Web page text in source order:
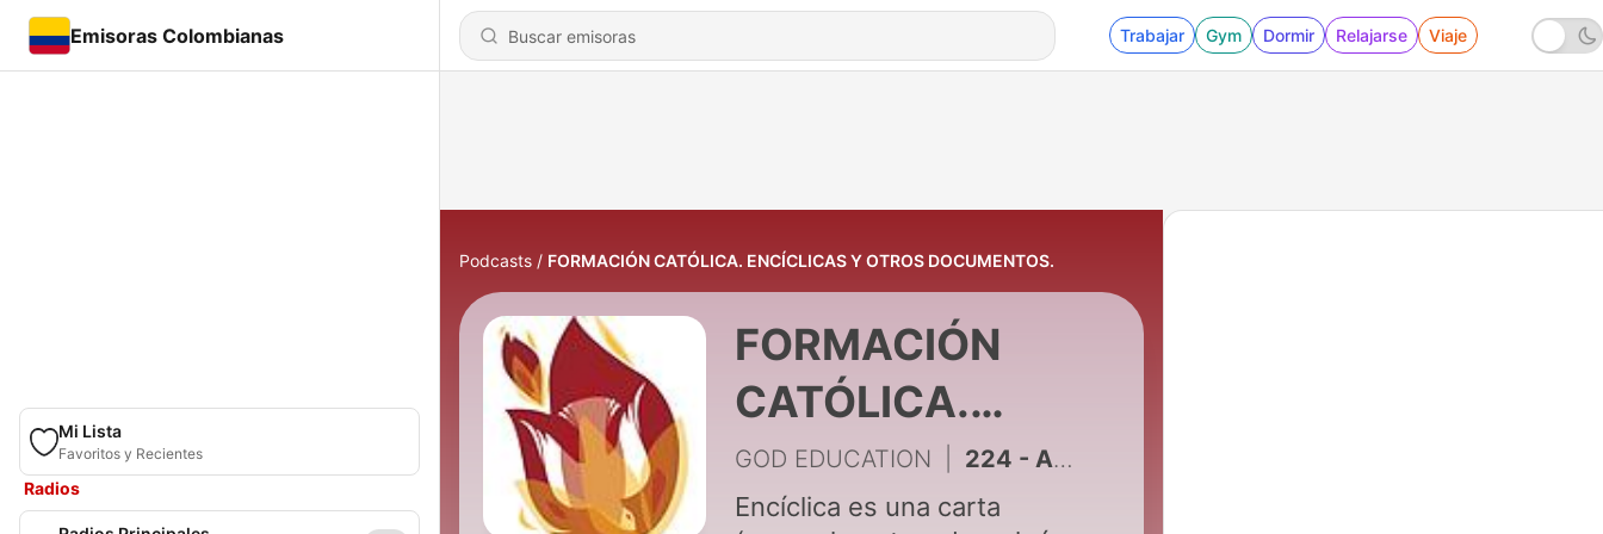
Emisoras Colombianas Trabajar Gym Dormir Relajarse Viaje
Mi Lista
Favoritos y Recientes
Radios
Podcasts FORMACIÓN CATÓLICA. ENCÍCLICAS Y OTROS DOCUMENTOS.
FORMACIÓN
CATÓLICA.
ENCÍCLICAS Y
OTROS
GOD EDUCATION 224 - Apocalipsis - Introducción, estructura y visión de conjunto
Encíclica es una carta